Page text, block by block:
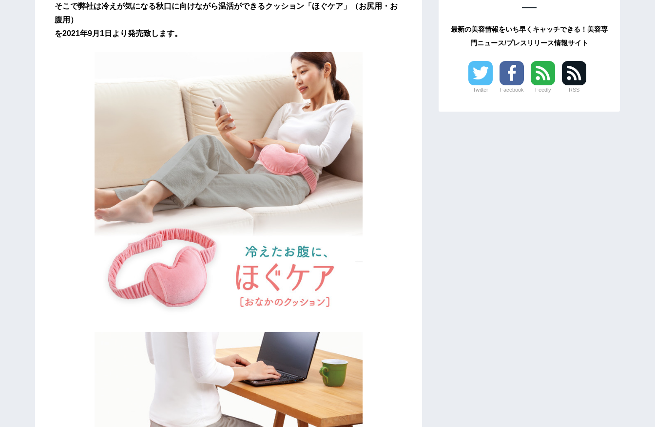
そこで弊社は冷えが気になる秋口に向けながら温活ができるクッション「ほぐケア」（お尻用・お
腹用）
を2021年9月1日より発売致します。
最新の美容情報をいち早くキャッチできる！美容専
門ニュース/プレスリリース情報サイト
Twitter Facebook Feedly RSS